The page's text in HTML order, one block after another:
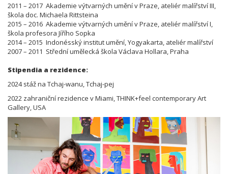
2011 – 2017 Akademie výtvarných umění v Praze, ateliér malířství III,
škola doc. Michaela Rittsteina
2015 – 2016 Akademie výtvarných umění v Praze, ateliér malířství I,
škola profesora Jířího Sopka
2014 – 2015 Indonésský institut umění, Yogyakarta, ateliér malířství
2007 – 2011 Střední umělecká škola Václava Hollara, Praha
Stipendia a rezidence:
2024 stáž na Tchaj-wanu, Tchaj-pej
2022 zahraniční rezidence v Miami, THINK+feel contemporary Art
Gallery, USA